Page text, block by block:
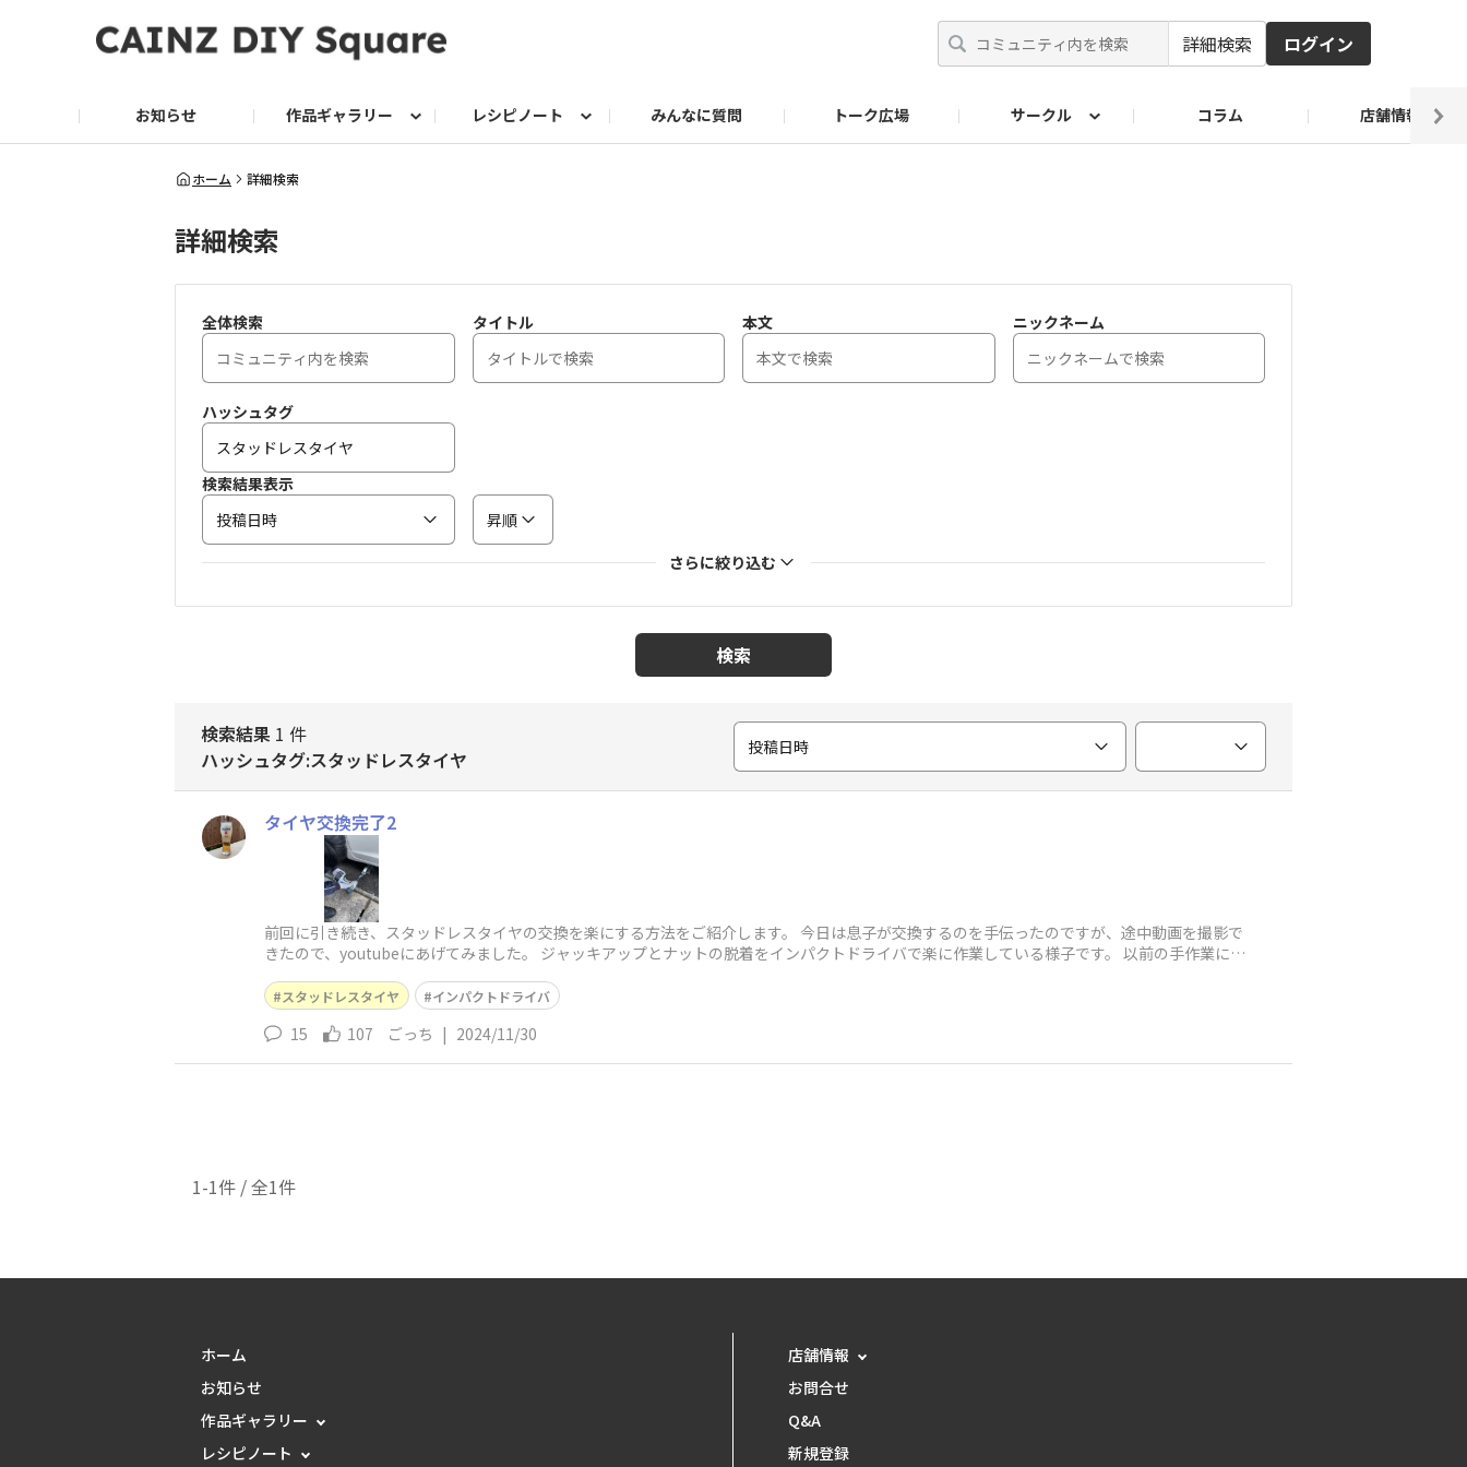
詳細検索 ログイン
お知らせ 作品ギャラリー
グリーン
家庭菜園2026
レシピノート
DIY レシピ グリーン レシピ
みんなに質問 トーク広場 サークル
ドッグサークル
コラム 店舗情報
グリーン入荷情報
ホーム 詳細検索
詳細検索
全体検索 タイトル 本文 ニックネーム
ハッシュタグ
検索結果表示
投稿日時
昇順
さらに絞り込む
検索
検索結果 1 件
ハッシュタグ:スタッドレスタイヤ
投稿日時
タイヤ交換完了2
前回に引き続き、スタッドレスタイヤの交換を楽にする方法をご紹介します。 今日は息子が交換するのを手伝ったのですが、途中動画を撮影で
きたので、youtubeにあげてみました。 ジャッキアップとナットの脱着をインパクトドライバで楽に作業している様子です。 以前の手作業に比
スタッドレスタイヤ インパクトドライバ
15 107 ごっち | 2024/11/30
1-1件 / 全1件
ホーム
お知らせ
作品ギャラリー
レシピノート
店舗情報
お問合せ
Q&A
新規登録